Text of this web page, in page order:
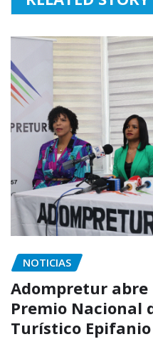
NOTICIAS
Adompretur
Premio Nacional
Turístico